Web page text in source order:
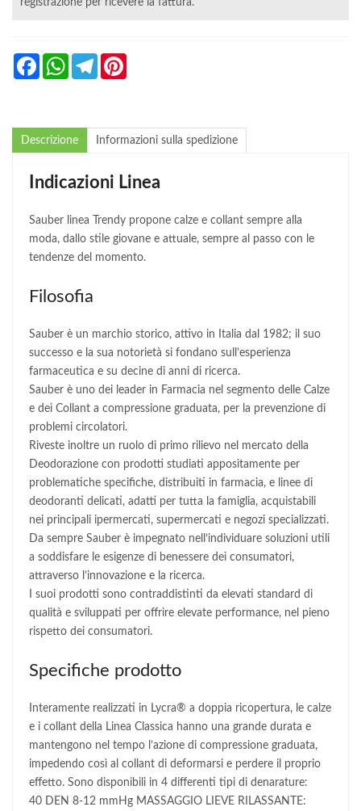
registrazione per ricevere la fattura.
FacebookWhatsAppTelegram
Descrizione Informazioni sulla spedizione
Indicazioni Linea
Sauber linea Trendy propone calze e collant sempre alla
moda, dallo stile giovane e attuale, sempre al passo con le
tendenze del momento.
Filosofia
Sauber è un marchio storico, attivo in Italia dal 1982; il suo
successo e la sua notorietà si fondano sull’esperienza
farmaceutica e su decine di anni di ricerca.
Sauber è uno dei leader in Farmacia nel segmento delle Calze
e dei Collant a compressione graduata, per la prevenzione di
problemi circolatori.
Riveste inoltre un ruolo di primo rilievo nel mercato della
Deodorazione con prodotti studiati appositamente per
problematiche specifiche, distribuiti in farmacia, e linee di
deodoranti delicati, adatti per tutta la famiglia, acquistabili
nei principali ipermercati, supermercati e negozi specializzati.
Da sempre Sauber è impegnato nell’individuare soluzioni utili
a soddisfare le esigenze di benessere dei consumatori,
attraverso l’innovazione e la ricerca.
I suoi prodotti sono contraddistinti da elevati standard di
qualità e sviluppati per offrire elevate performance, nel pieno
rispetto dei consumatori.
Specifiche prodotto
Interamente realizzati in Lycra® a doppia ricopertura, le calze
e i collant della Linea Classica hanno una grande durata e
mantengono nel tempo l’azione di compressione graduata,
impedendo così al collant di deformarsi e perdere il proprio
effetto. Sono disponibili in 4 differenti tipi di denarature:
40 DEN 8-12 mmHg MASSAGGIO LIEVE RILASSANTE: